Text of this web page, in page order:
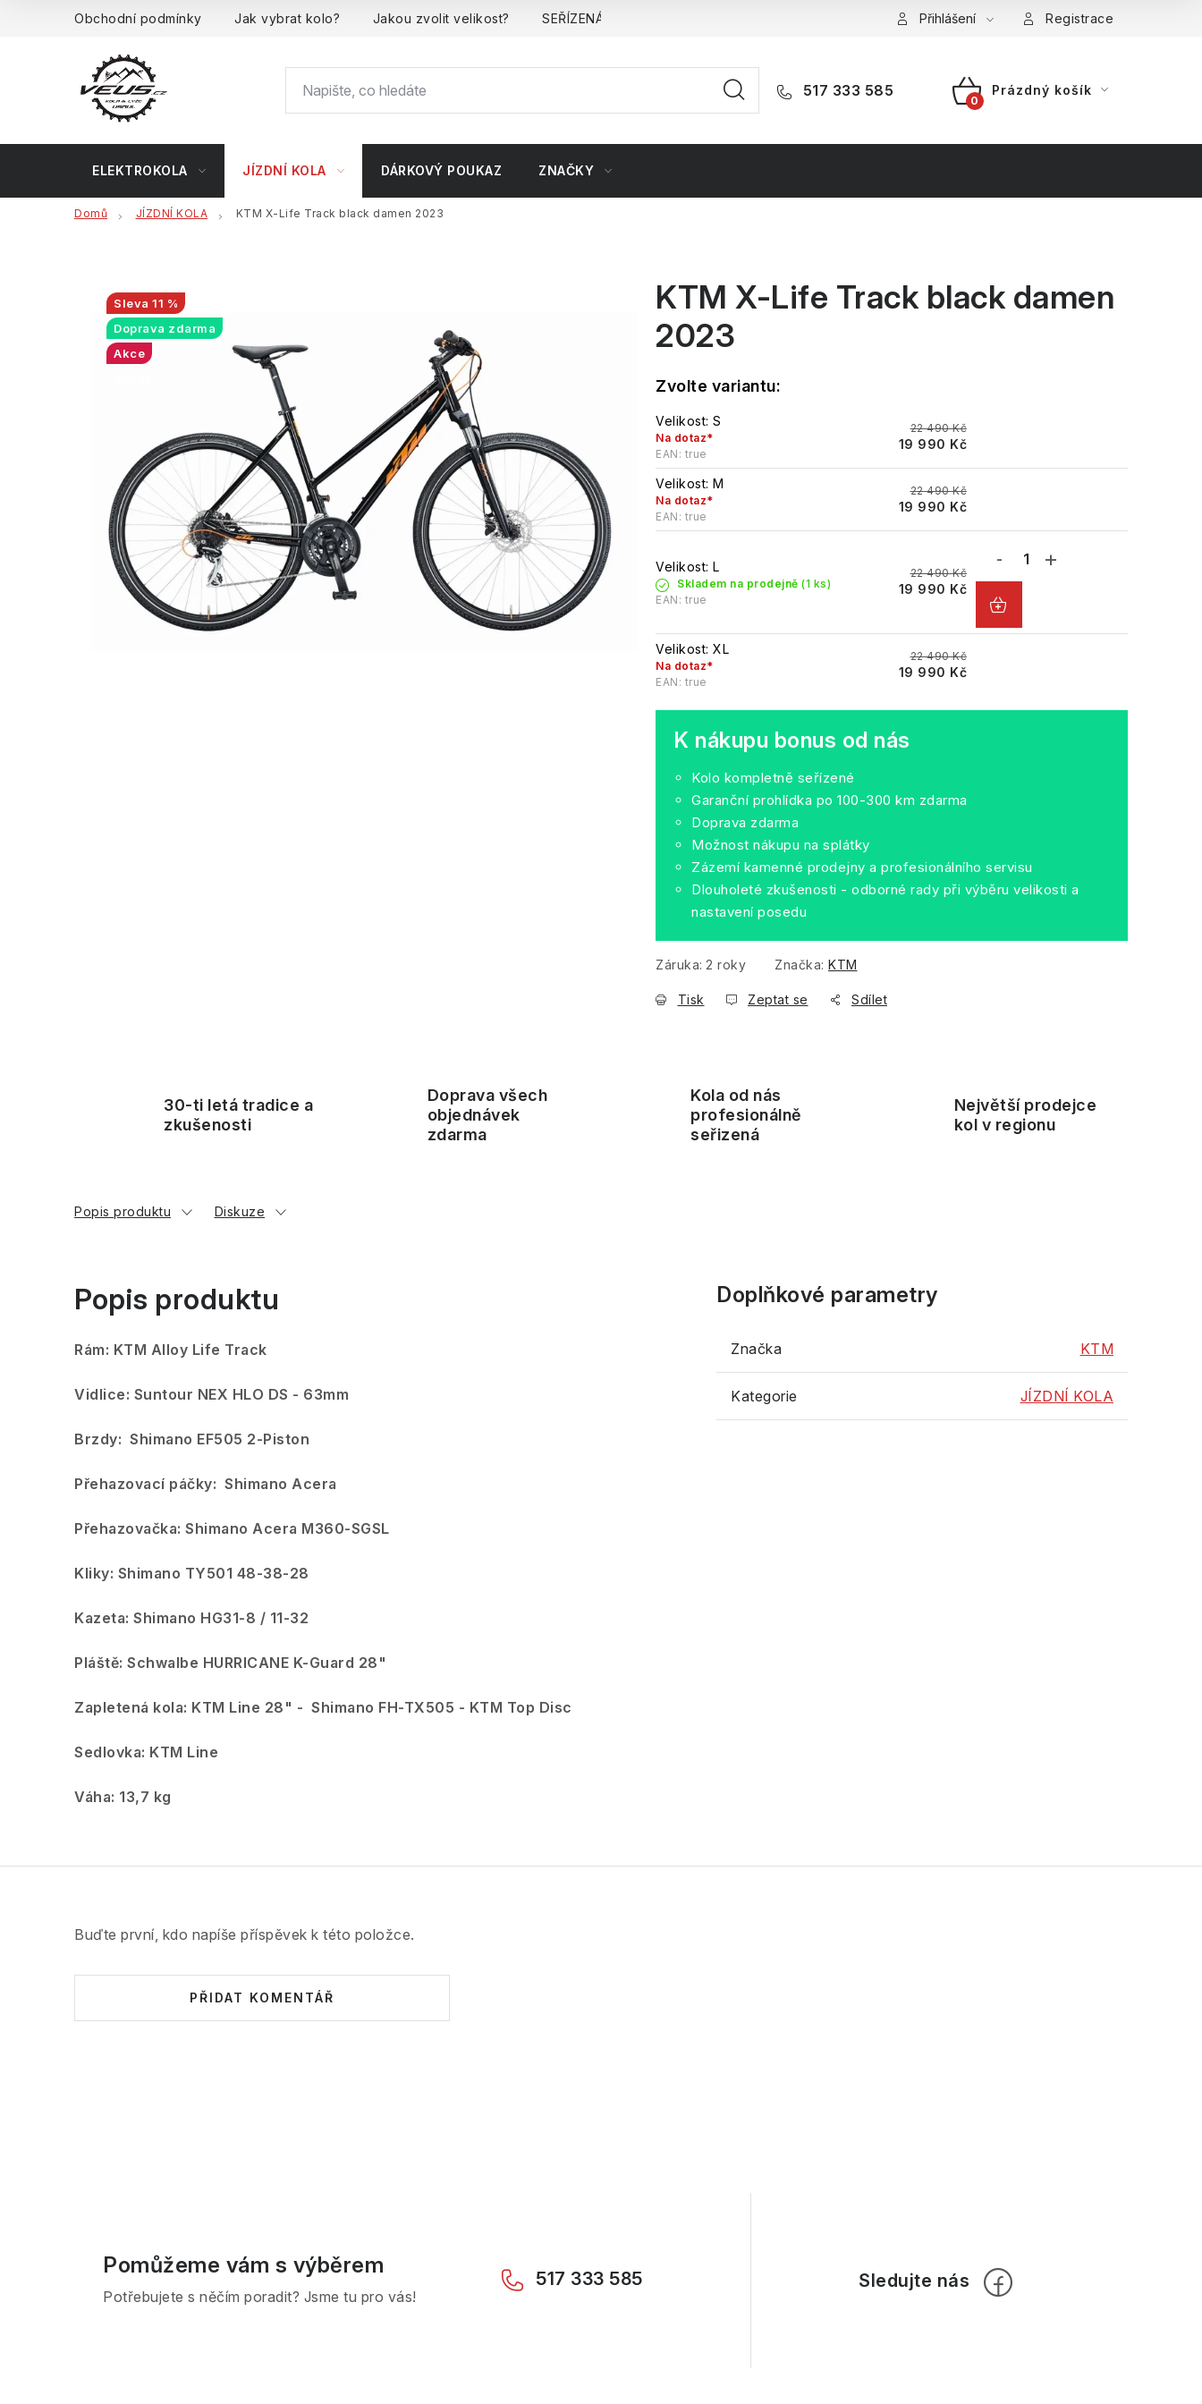
Obchodní podmínky Jak vybrat kolo? Jakou zvolit velikost? SEŘÍZENÁ kola Reklamace Splátkový prodej
Přihlášení Registrace
517 333 585
NÁKUPNÍ
Prázdný košík
ELEKTROKOLA JÍZDNÍ KOLA DÁRKOVÝ POUKAZ ZNAČKY
Domů JÍZDNÍ KOLA KTM X-Life Track black damen 2023
KTM X-Life Track black damen
2023
Velikost: S
Na dotaz*
EAN: true
22 490 Kč
19 990 Kč
Velikost: M
Na dotaz*
EAN: true
22 490 Kč
19 990 Kč
Velikost: L
Skladem na prodejně (1 ks)
EAN: true
22 490 Kč
19 990 Kč
Velikost: XL
Na dotaz*
EAN: true
22 490 Kč
19 990 Kč
K nákupu bonus od nás
Kolo kompletně seřízené
Garanční prohlídka po 100-300 km zdarma
Doprava zdarma
Možnost nákupu na splátky
Zázemí kamenné prodejny a profesionálního servisu
Dlouholeté zkušenosti - odborné rady při výběru velikosti a
nastavení posedu
Záruka: 2 roky Značka: KTM
Tisk Zeptat se Sdílet
11 %
Doprava zdarma
Akce
30-ti letá tradice a
zkušenosti
Doprava všech
objednávek
zdarma
Kola od nás
profesionálně
seřizená
Největší prodejce
kol v regionu
Popis produktu Diskuze
Popis produktu
Rám: KTM Alloy Life Track
Vidlice: Suntour NEX HLO DS - 63mm
Brzdy: Shimano EF505 2-Piston
Přehazovací páčky: Shimano Acera
Přehazovačka: Shimano Acera M360-SGSL
Kliky: Shimano TY501 48-38-28
Kazeta: Shimano HG31-8 / 11-32
Pláště: Schwalbe HURRICANE K-Guard 28"
Zapletená kola: KTM Line 28" - Shimano FH-TX505 - KTM Top Disc
Sedlovka: KTM Line
Váha: 13,7 kg
Doplňkové parametry
Značka KTM
Kategorie JÍZDNÍ KOLA
Buďte první, kdo napíše příspěvek k této položce.
PŘIDAT KOMENTÁŘ
Pomůžeme vám s výběrem
Potřebujete s něčím poradit? Jsme tu pro vás!
517 333 585